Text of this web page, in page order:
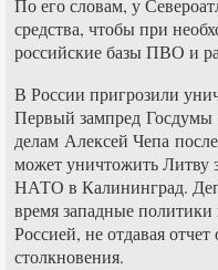
По его словам, у
средства, чтобы при
российские базы ПВО и
В России пригрозили
Первый зампред
делам Алексей Чепа
может уничтожить Литву
НАТО в Калининград.
время западные
Россией, не отдавая отчет
столкновения.